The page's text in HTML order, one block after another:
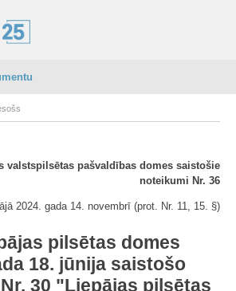
valstspilsētas pašvaldības domes saistošie
noteikumi Nr. 36
2024. gada 14. novembrī (prot. Nr. 11, 15. §)
pilsētas domes
18. jūnija saistošo
30 "Liepājas pilsētas